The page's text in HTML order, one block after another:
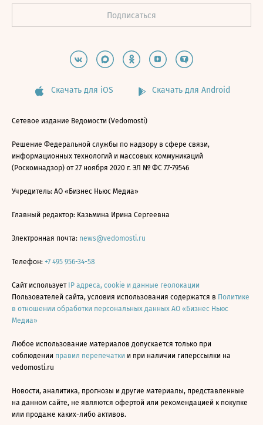
Скачать для iOS Скачать для Android
Сетевое издание Ведомости (Vedomosti)
Решение Федеральной службы по надзору в сфере связи,
информационных технологий и массовых коммуникаций
(Роскомнадзор) от 27 ноября 2020 г. ЭЛ № ФС 77-79546
Учредитель: АО «Бизнес Ньюс Медиа»
Главный редактор: Казьмина Ирина Сергеевна
Электронная почта: news@vedomosti.ru
Телефон: +7 495 956-34-58
Сайт использует IP адреса, cookie и данные геолокации
Пользователей сайта, условия использования содержатся в Политике
в отношении обработки персональных данных АО «Бизнес Ньюс
Медиа»
Любое использование материалов допускается только при
соблюдении правил перепечатки и при наличии гиперссылки на
vedomosti.ru
Новости, аналитика, прогнозы и другие материалы, представленные
на данном сайте, не являются офертой или рекомендацией к покупке
или продаже каких-либо активов.